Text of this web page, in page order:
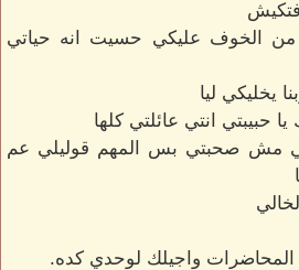
الخوف عليكي حسيت انه حياتي
يخليكي ليا
حبيبتي انتي عائلتي كلها
مش صحبتي بس المهم قوليلي عم
واجيلك لوحدي كده.